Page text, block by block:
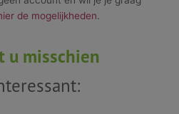
de mogelijkheden.
u misschien